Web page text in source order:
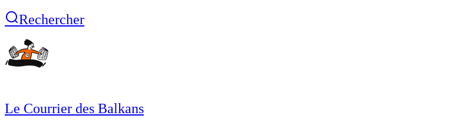
Rechercher
Le Courrier des Balkans